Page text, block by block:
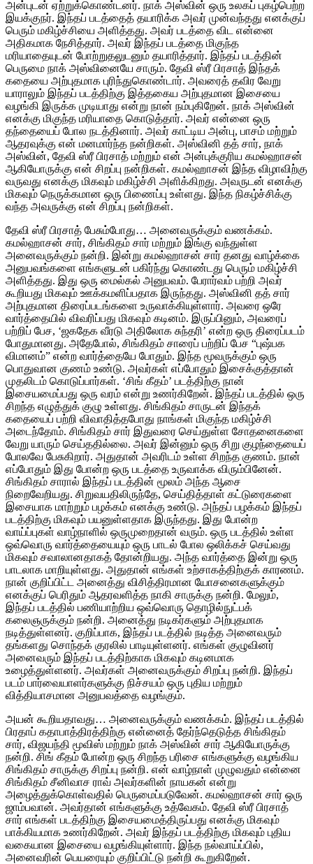
அன்புடன் ஏற்றுக்கொண்டனர். நாக் அஸ்வின் ஒரு உலகப் புகழ்பெற்ற
இயக்குநர். இந்தப் படத்தைத் தயாரிக்க அவர் முன்வந்தது எனக்குப்
பெரும் மகிழ்ச்சியை அளித்தது. அவர் படத்தை விட என்னை
அதிகமாக நேசித்தார். அவர் இந்தப் படத்தை மிகுந்த
மரியாதையுடன் போற்றுதலுடனும் தயாரித்தார். இந்தப் படத்தின்
பெருமை நாக் அஸ்வினையே சாரும். தேவி ஸ்ரீ பிரசாத் இந்தக்
கதையை அற்புதமாக புரிந்துகொண்டார். அவரைத் தவிர வேறு
யாராலும் இந்தப் படத்திற்கு இத்தகைய அற்புதமான இசையை
வழங்கி இருக்க முடியாது என்று நான் நம்புகிறேன். நாக் அஸ்வின்
எனக்கு மிகுந்த மரியாதை கொடுத்தார். அவர் என்னை ஒரு
தந்தையைப் போல நடத்தினார். அவர் காட்டிய அன்பு, பாசம் மற்றும்
ஆதரவுக்கு என் மனமார்ந்த நன்றிகள். அஸ்வினி தத் சார், நாக்
அஸ்வின், தேவி ஸ்ரீ பிரசாத் மற்றும் என் அன்புக்குரிய கமல்ஹாசன்
ஆகியோருக்கு என் சிறப்பு நன்றிகள். கமல்ஹாசன் இந்த விழாவிற்கு
வருவது எனக்கு மிகவும் மகிழ்ச்சி அளிக்கிறது. அவருடன் எனக்கு
மிகவும் நெருக்கமான ஒரு பிணைப்பு உள்ளது. இந்த நிகழ்ச்சிக்கு
வந்த அவருக்கு என் சிறப்பு நன்றிகள்.
தேவி ஸ்ரீ பிரசாத் பேசும்போது… அனைவருக்கும் வணக்கம்.
கமல்ஹாசன் சார், சிங்கிதம் சார் மற்றும் இங்கு வந்துள்ள
அனைவருக்கும் நன்றி. இன்று கமல்ஹாசன் சார் தனது வாழ்க்கை
அனுபவங்களை எங்களுடன் பகிர்ந்து கொண்டது பெரும் மகிழ்ச்சி
அளித்தது. இது ஒரு மைல்கல் அனுபவம். பேரார்வம் பற்றி அவர்
கூறியது மிகவும் ஊக்கமளிப்பதாக இருந்தது. அஸ்வினி தத் சார்
அற்புதமான திரைப்படங்களை உருவாக்கியுள்ளார். அவரை ஒரே
வார்த்தையில் விவரிப்பது மிகவும் கடினம். இருப்பினும், அவரைப்
பற்றிப் பேச, ‘ஜகதேக வீரடு அதிலோக சுந்தரி’ என்ற ஒரு திரைப்படம்
போதுமானது. அதேபோல், சிங்கிதம் சாரைப் பற்றிப் பேச “புஷ்பக
விமானம்” என்ற வார்த்தையே போதும். இந்த மூவருக்கும் ஒரு
பொதுவான குணம் உண்டு. அவர்கள் எப்போதும் இசைக்குத்தான்
முதலிடம் கொடுப்பார்கள். ‘சிங் கீதம்’ படத்திற்கு நான்
இசையமைப்பது ஒரு வரம் என்று உணர்கிறேன். இந்தப் படத்தில் ஒரு
சிறந்த எழுத்துக் குழு உள்ளது. சிங்கிதம் சாருடன் இந்தக்
கதையைப் பற்றி விவாதித்தபோது நாங்கள் மிகுந்த மகிழ்ச்சி
அடைந்தோம். சிங்கிதம் சார் இதுவரை செய்துள்ள சோதனைகளை
வேறு யாரும் செய்ததில்லை. அவர் இன்னும் ஒரு சிறு குழந்தையைப்
போலவே பேசுகிறார். அதுதான் அவரிடம் உள்ள சிறந்த குணம். நான்
எப்போதும் இது போன்ற ஒரு படத்தை உருவாக்க விரும்பினேன்.
சிங்கிதம் சாரால் இந்தப் படத்தின் மூலம் அந்த ஆசை
நிறைவேறியது. சிறுவயதிலிருந்தே, செய்தித்தாள் கட்டுரைகளை
இசையாக மாற்றும் பழக்கம் எனக்கு உண்டு. அந்தப் பழக்கம் இந்தப்
படத்திற்கு மிகவும் பயனுள்ளதாக இருந்தது. இது போன்ற
வாய்ப்புகள் வாழ்நாளில் ஒருமுறைதான் வரும். ஒரு படத்தில் உள்ள
ஒவ்வொரு வார்த்தையையும் ஒரு பாடல் போல ஒலிக்கச் செய்வது
மிகவும் சவாலானதாகத் தோன்றியது. அந்த வார்த்தை இன்று ஒரு
பாடலாக மாறியுள்ளது. அதுதான் எங்கள் உற்சாகத்திற்குக் காரணம்.
நான் குறிப்பிட்ட அனைத்து விசித்திரமான யோசனைகளுக்கும்
எனக்குப் பெரிதும் ஆதரவளித்த நாகி சாருக்கு நன்றி. மேலும்,
இந்தப் படத்தில் பணியாற்றிய ஒவ்வொரு தொழில்நுட்பக்
கலைஞருக்கும் நன்றி. அனைத்து நடிகர்களும் அற்புதமாக
நடித்துள்ளனர். குறிப்பாக, இந்தப் படத்தில் நடித்த அனைவரும்
தங்களது சொந்தக் குரலில் பாடியுள்ளனர். எங்கள் குழுவினர்
அனைவரும் இந்தப் படத்திற்காக மிகவும் கடினமாக
உழைத்துள்ளனர். அவர்கள் அனைவருக்கும் சிறப்பு நன்றி. இந்தப்
படம் பார்வையாளர்களுக்கு நிச்சயம் ஒரு புதிய மற்றும்
வித்தியாசமான அனுபவத்தை வழங்கும்.
அயன் கூறியதாவது… அனைவருக்கும் வணக்கம். இந்தப் படத்தில்
பிரதாப் கதாபாத்திரத்திற்கு என்னைத் தேர்ந்தெடுத்த சிங்கிதம்
சார், விஜயந்தி மூவிஸ் மற்றும் நாக் அஸ்வின் சார் ஆகியோருக்கு
நன்றி. சிங் கீதம் போன்ற ஒரு சிறந்த பரிசை எங்களுக்கு வழங்கிய
சிங்கிதம் சாருக்கு சிறப்பு நன்றி. என் வாழ்நாள் முழுவதும் என்னை
சிங்கிதம் சீனிவாச ராவ் அவர்களின் நாயகன் என்று
அழைத்துக்கொள்வதில் பெருமைப்படுவேன். கமல்ஹாசன் சார் ஒரு
ஜாம்பவான். அவர்தான் எங்களுக்கு உத்வேகம். தேவி ஸ்ரீ பிரசாத்
சார் எங்கள் படத்திற்கு இசையமைத்திருப்பது எனக்கு மிகவும்
பாக்கியமாக உணர்கிறேன். அவர் இந்தப் படத்திற்கு மிகவும் புதிய
வகையான இசையை வழங்கியுள்ளார். இந்த நல்வாய்ப்பில்,
அனைவரின் பெயரையும் குறிப்பிட்டு நன்றி கூறுகிறேன்.